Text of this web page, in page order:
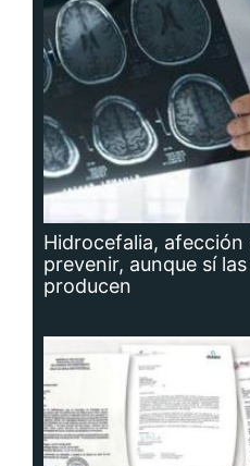
Hidrocefalia, afección
prevenir, aunque sí
producen